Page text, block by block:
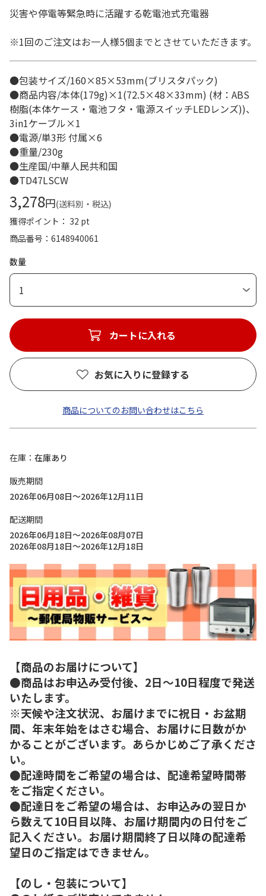
災害や停電等緊急時に活躍する乾電池式充電器
※1回のご注文はお一人様5個までとさせていただきます。
●包装サイズ/160×85×53mm(ブリスタパック)
●商品内容/本体(179g)×1(72.5×48×33mm) (材：ABS
樹脂(本体ケース・電池フタ・電源スイッチLEDレンズ))、
3in1ケーブル×1
●電源/単3形 付属×6
●重量/230g
●生産国/中華人民共和国
●TD47LSCW
3,278円(送料別・税込)
獲得ポイント： 32 pt
商品番号
6148940061
数量
1
カートに入れる
お気に入りに登録する
商品についてのお問い合わせはこちら
在庫
在庫あり
販売期間
2026年06月08日～2026年12月11日
配送期間
2026年06月18日～2026年08月07日
2026年08月18日～2026年12月18日
【商品のお届けについて】
●商品はお申込み受付後、2日～10日程度で発送
いたします。
※天候や注文状況、お届けまでに祝日・お盆期
間、年末年始をはさむ場合、お届けに日数がか
かることがございます。あらかじめご了承くださ
い。
●配達時間をご希望の場合は、配達希望時間帯
をご指定ください。
●配達日をご希望の場合は、お申込みの翌日か
ら数えて10日目以降、お届け期間内の日付をご
記入ください。お届け期間終了日以降の配達希
望日のご指定はできません。
【のし・包装について】